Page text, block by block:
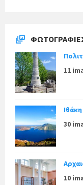
11
Ιθάκη
30
10